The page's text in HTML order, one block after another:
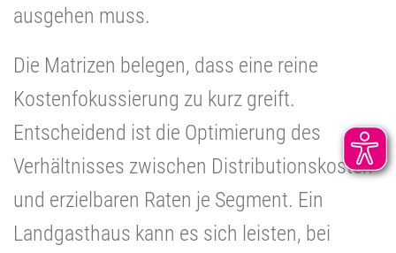
ausgehen muss.
Die Matrizen belegen, dass eine reine
Kostenfokussierung zu kurz greift.
Entscheidend ist die Optimierung des
Verhältnisses zwischen Distributionskosten
und erzielbaren Raten je Segment. Ein
Landgasthaus kann es sich leisten, bei